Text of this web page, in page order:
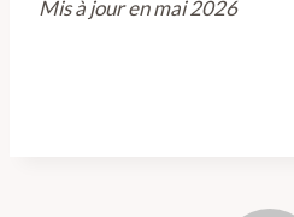
Mis à jour en mai 2026